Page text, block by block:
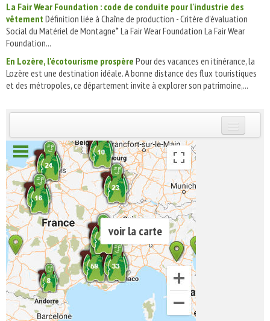
La Fair Wear Foundation : code de conduite pour l'industrie des
vêtement Définition liée à Chaîne de production - Critère d'évaluation
Social du Matériel de Montagne* La Fair Wear Foundation La Fair Wear
Foundation...
En Lozère, l'écotourisme prospère Pour des vacances en itinérance, la
Lozère est une destination idéale. A bonne distance des flux touristiques
et des métropoles, ce département invite à explorer son patrimoine,...
INSCRIVEZ-VOUS | ABONNEZ-VOUS
voir la carte